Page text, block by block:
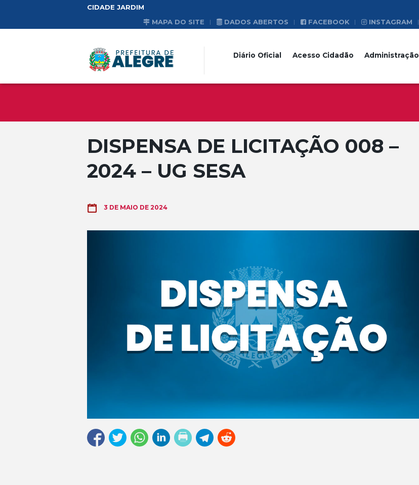
CIDADE JARDIM
MAPA DO SITE
DADOS ABERTOS FACEBOOK INSTAGRAM
Diário Oficial Acesso Cidadão Administração
DISPENSA DE LICITAÇÃO 008 –
2024 – UG SESA
3 DE MAIO DE 2024